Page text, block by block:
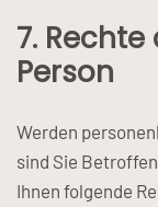
7.
Person
Werden
sind Sie
Ihnen folgende